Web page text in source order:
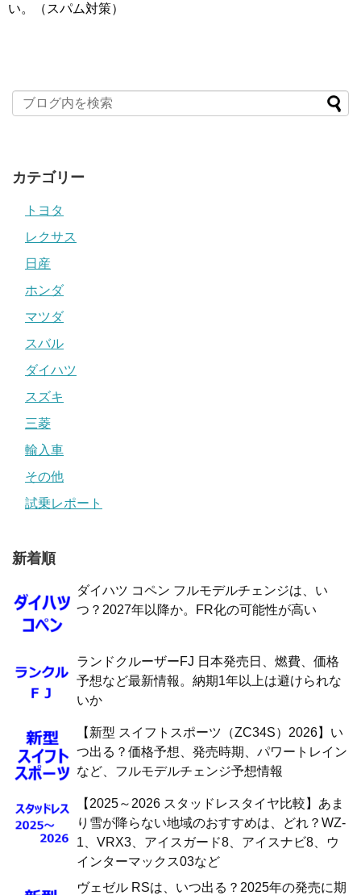
い。（スパム対策）
カテゴリー
トヨタ
レクサス
日産
ホンダ
マツダ
スバル
ダイハツ
スズキ
三菱
輸入車
その他
試乗レポート
新着順
ダイハツ コペン フルモデルチェンジは、い
つ？2027年以降か。FR化の可能性が高い
ランドクルーザーFJ 日本発売日、燃費、価格
予想など最新情報。納期1年以上は避けられな
いか
【新型 スイフトスポーツ（ZC34S）2026】い
つ出る？価格予想、発売時期、パワートレイン
など、フルモデルチェンジ予想情報
【2025～2026 スタッドレスタイヤ比較】あま
り雪が降らない地域のおすすめは、どれ？WZ-
1、VRX3、アイスガード8、アイスナビ8、ウ
インターマックス03など
ヴェゼル RSは、いつ出る？2025年の発売に期